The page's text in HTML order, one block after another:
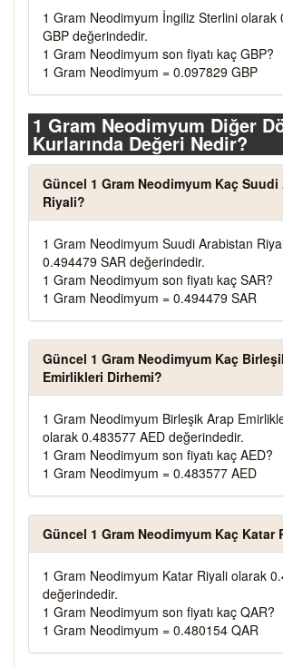
1 Gram Neodimyum İngiliz Sterlini olarak
GBP değerindedir.
1 Gram Neodimyum son fiyatı kaç GBP?
1 Gram Neodimyum = 0.097829 GBP
1 Gram Neodimyum Diğer
Kurlarında Değeri Nedir?
Güncel 1 Gram Neodimyum Kaç
Riyali?
1 Gram Neodimyum Suudi Arabistan
0.494479 SAR değerindedir.
1 Gram Neodimyum son fiyatı kaç SAR?
1 Gram Neodimyum = 0.494479 SAR
Güncel 1 Gram Neodimyum Kaç
Emirlikleri Dirhemi?
1 Gram Neodimyum Birleşik Arap
olarak 0.483577 AED değerindedir.
1 Gram Neodimyum son fiyatı kaç AED?
1 Gram Neodimyum = 0.483577 AED
Güncel 1 Gram Neodimyum Kaç Katar
1 Gram Neodimyum Katar Riyali olarak
değerindedir.
1 Gram Neodimyum son fiyatı kaç QAR?
1 Gram Neodimyum = 0.480154 QAR